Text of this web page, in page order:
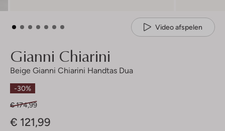
Video afspelen
Gianni Chiarini
Beige Gianni Chiarini Handtas Dua
-30%
€ 174,99
€ 121,99